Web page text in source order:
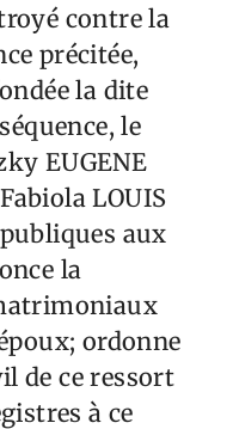
contre la
précitée,
la dite
le
EUGENE
LOUIS
aux
la
ordonne
de ce ressort
à ce